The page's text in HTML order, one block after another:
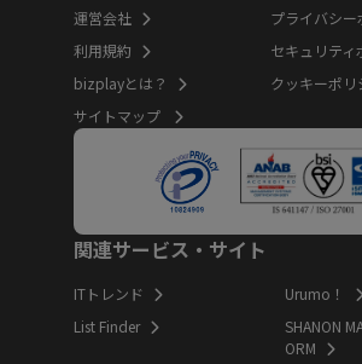
運営会社
利用規約
bizplayとは？
サイトマップ
プライバシー
セキュリティ
クッキーポリ
関連サービス・サイト
ITトレンド
List Finder
Urumo！
SHANON
ORM